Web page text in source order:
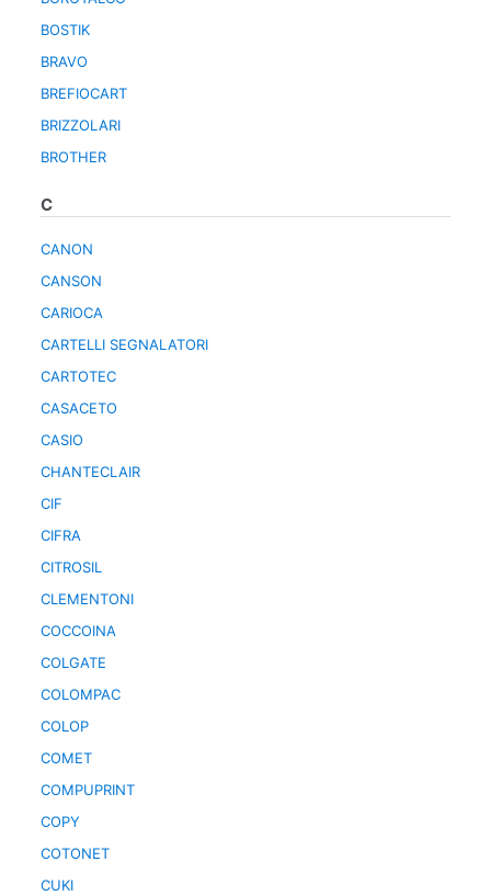
BOSTIK
BRAVO
BREFIOCART
BRIZZOLARI
BROTHER
C
CANON
CANSON
CARIOCA
CARTELLI SEGNALATORI
CARTOTEC
CASACETO
CASIO
CHANTECLAIR
CIF
CIFRA
CITROSIL
CLEMENTONI
COCCOINA
COLGATE
COLOMPAC
COLOP
COMET
COMPUPRINT
COPY
COTONET
CUKI